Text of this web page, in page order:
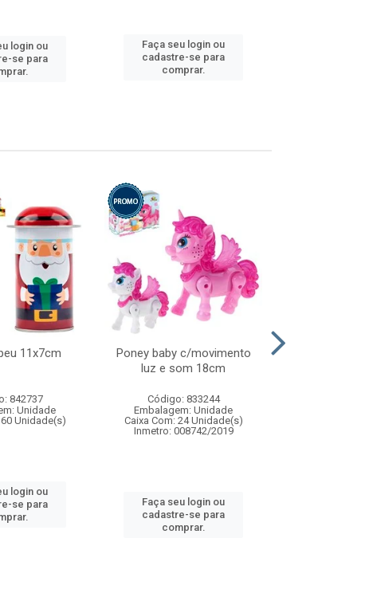
login ou
se para
Faça seu login ou
cadastre-se para
comprar.
11x7cm
842737
Unidade
Unidade(s)
login ou
se para
Poney baby c/movimento
luz e som 18cm
Código: 833244
Embalagem: Unidade
Caixa Com: 24 Unidade(s)
Inmetro: 008742/2019
Faça seu login ou
cadastre-se para
comprar.